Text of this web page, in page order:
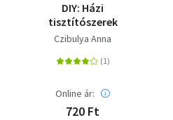
DIY: Házi
tisztítószerek
Czibulya Anna
Online ár:
720 Ft